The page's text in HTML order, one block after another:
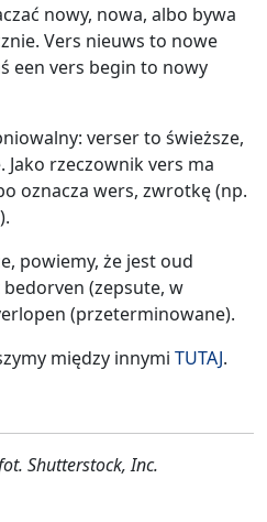
nowy, nowa, albo bywa
Vers nieuws to nowe
een vers begin to nowy
verser to świeższe,
rzeczownik vers ma
oznacza wers, zwrotkę (np.
powiemy, że jest oud
(zepsute, w
(przeterminowane).
między innymi TUTAJ.
Shutterstock, Inc.